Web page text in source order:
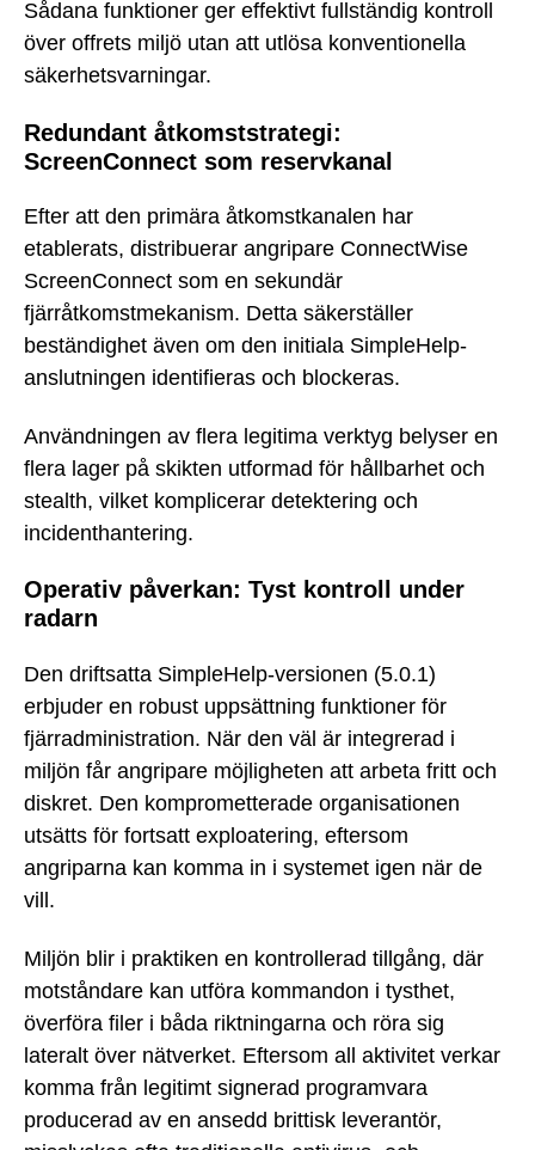
Sådana funktioner ger effektivt fullständig kontroll
över offrets miljö utan att utlösa konventionella
säkerhetsvarningar.
Redundant åtkomststrategi:
ScreenConnect som reservkanal
Efter att den primära åtkomstkanalen har
etablerats, distribuerar angripare ConnectWise
ScreenConnect som en sekundär
fjärråtkomstmekanism. Detta säkerställer
beständighet även om den initiala SimpleHelp-
anslutningen identifieras och blockeras.
Användningen av flera legitima verktyg belyser en
flera lager på skikten utformad för hållbarhet och
stealth, vilket komplicerar detektering och
incidenthantering.
Operativ påverkan: Tyst kontroll under
radarn
Den driftsatta SimpleHelp-versionen (5.0.1)
erbjuder en robust uppsättning funktioner för
fjärradministration. När den väl är integrerad i
miljön får angripare möjligheten att arbeta fritt och
diskret. Den komprometterade organisationen
utsätts för fortsatt exploatering, eftersom
angriparna kan komma in i systemet igen när de
vill.
Miljön blir i praktiken en kontrollerad tillgång, där
motståndare kan utföra kommandon i tysthet,
överföra filer i båda riktningarna och röra sig
lateralt över nätverket. Eftersom all aktivitet verkar
komma från legitimt signerad programvara
producerad av en ansedd brittisk leverantör,